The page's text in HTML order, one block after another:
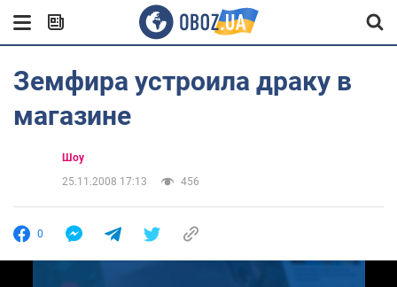
Земфира устроила драку в
магазине
Шоу
25.11.2008 17:13
456
0